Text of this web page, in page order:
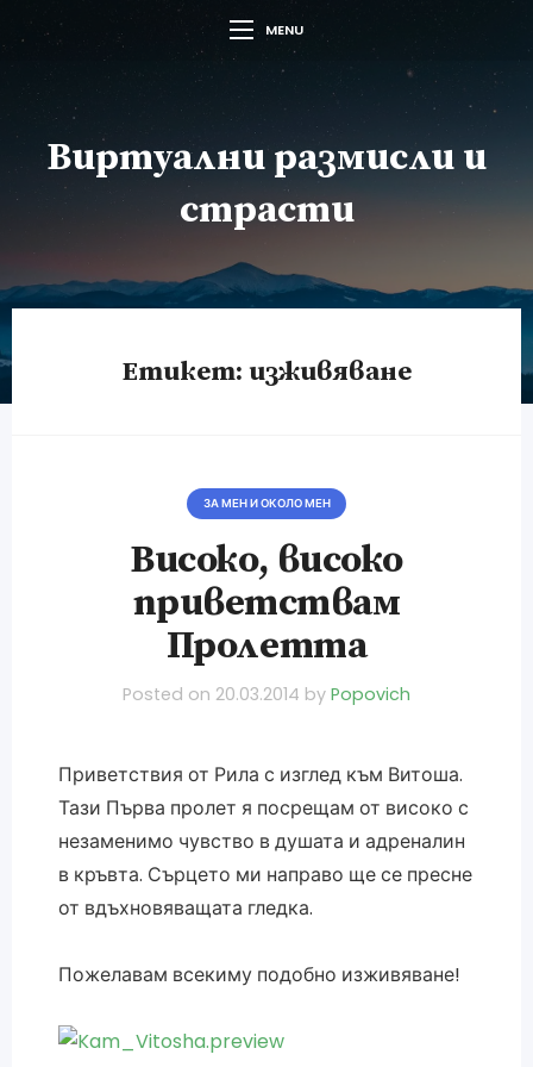
MENU
Виртуални размисли и
страсти
Етикет: изживяване
ЗА МЕН И ОКОЛО МЕН
Високо, високо
приветствам
Пролетта
Posted on 20.03.2014 by Popovich
Приветствия от Рила с изглед към Витоша.
Тази Първа пролет я посрещам от високо с
незаменимо чувство в душата и адреналин
в кръвта. Сърцето ми направо ще се пресне
от вдъхновяващата гледка.
Пожелавам всекиму подобно изживяване!